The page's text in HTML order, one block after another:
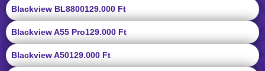
Blackview BL8800129.000 Ft
Blackview A55 Pro129.000 Ft
Blackview A50129.000 Ft